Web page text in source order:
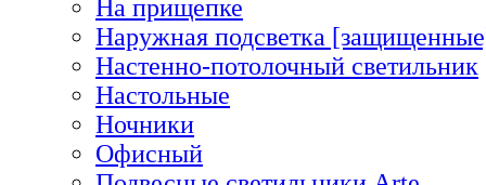
На прищепке
Наружная подсветка
Настенно-потолочный светильник
Настольные
Ночники
Офисный